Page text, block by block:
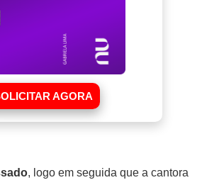
AGORA
, logo em seguida que a cantora